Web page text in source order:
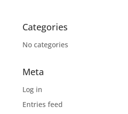
Categories
No categories
Meta
Log in
Entries feed